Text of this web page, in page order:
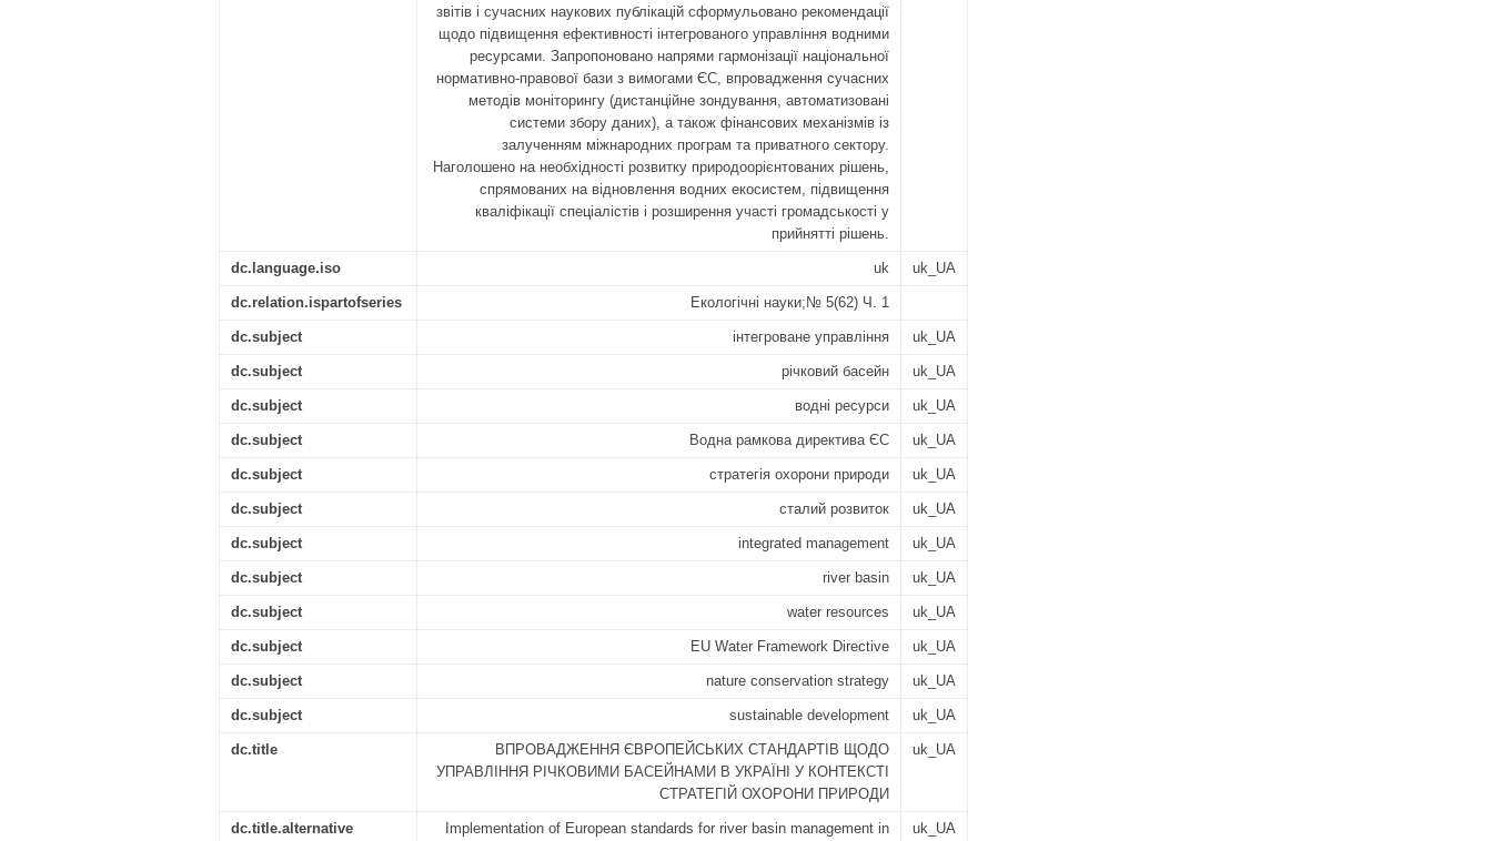
звітів і сучасних наукових публікацій сформульовано рекомендації
щодо підвищення ефективності інтегрованого управління водними
ресурсами. Запропоновано напрями гармонізації національної
нормативно-правової бази з вимогами ЄС, впровадження сучасних
методів моніторингу (дистанційне зондування, автоматизовані
системи збору даних), а також фінансових механізмів із
залученням міжнародних програм та приватного сектору.
Наголошено на необхідності розвитку природоорієнтованих рішень,
спрямованих на відновлення водних екосистем, підвищення
кваліфікації спеціалістів і розширення участі громадськості у
прийнятті рішень.
dc.language.iso uk uk_UA
dc.relation.ispartofseries Екологічні науки;№ 5(62) Ч. 1
dc.subject інтегроване управління uk_UA
dc.subject річковий басейн uk_UA
dc.subject водні ресурси uk_UA
dc.subject Водна рамкова директива ЄС uk_UA
dc.subject стратегія охорони природи uk_UA
dc.subject сталий розвиток uk_UA
dc.subject integrated management uk_UA
dc.subject river basin uk_UA
dc.subject water resources uk_UA
dc.subject EU Water Framework Directive uk_UA
dc.subject nature conservation strategy uk_UA
dc.subject sustainable development uk_UA
dc.title
ВПРОВАДЖЕННЯ ЄВРОПЕЙСЬКИХ СТАНДАРТІВ ЩОДО
УПРАВЛІННЯ РІЧКОВИМИ БАСЕЙНАМИ В УКРАЇНІ У КОНТЕКСТІ
СТРАТЕГІЙ ОХОРОНИ ПРИРОДИ
uk_UA
dc.title.alternative
Implementation of European standards for river basin management in
uk_UA